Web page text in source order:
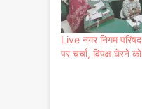
Live नगर निगम
पर चर्चा, विपक्ष घेरने